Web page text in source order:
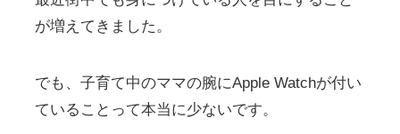
が増えてきました。
でも、子育て中のママの腕にApple Watchが付い
ていることって本当に少ないです。